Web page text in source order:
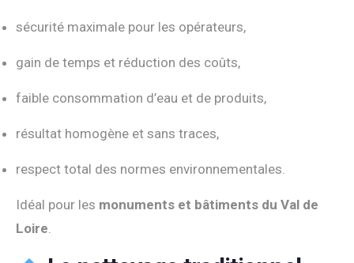
sécurité maximale pour les opérateurs,
gain de temps et réduction des coûts,
faible consommation d’eau et de produits,
résultat homogène et sans traces,
respect total des normes environnementales.
Idéal pour les monuments et bâtiments du Val de
Loire